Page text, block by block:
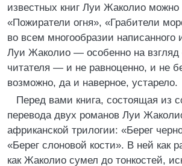
известных книг Луи Жаколио можно
«Пожиратели огня», «Грабители
во всем многообразии написанного
Луи Жаколио — особенно на взгляд
читателя — и не равноценно, и не
возможно, да и наверное, устарело.
Перед вами книга, состоящая из
перевода двух романов Луи
африканской трилогии: «Берег
«Берег слоновой кости». В ней как
как Жаколио сумел до тонкостей,